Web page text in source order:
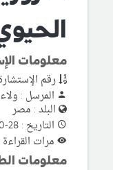
معلومات
رقم الإستشارة :
المرسل : ولاء
البلد : مصر
التاريخ : 28-10-2025
مرات القراءة :
معلومات